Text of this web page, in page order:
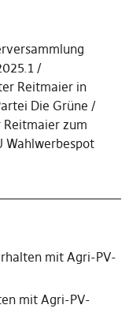
Reitmaier in
Die Grüne
zum
Wahlwerbespot
mit Agri-PV-
mit Agri-PV-